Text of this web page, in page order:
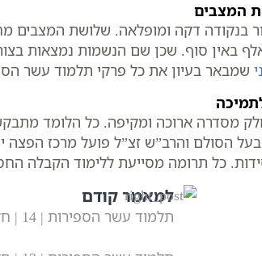
המצבים
בנקודה דקה ומופלאה. שלושת המצבים
באין סוף. שכן שם הנשמות נמצאות
שמבאר בעיון את כל פרקי תלמוד עשר
מסדרה ארוכה ומקיפה. כל הלומד
בעל הסולם והרב”ש זצ”ל פועל מרכז
כל תרומה מסייעת ללימוד הקבלה
למאמר קודם
תלמוד עשר הספירות | 14 | חלק א, הסתכלות פנימית | אות יט – כא | סולם יהודה